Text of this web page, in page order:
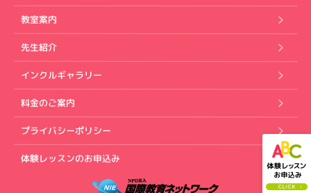
教室案内
先生紹介
インクルギャラリー
料金のご案内
プライバシーポリシー
体験レッスンのお申込み